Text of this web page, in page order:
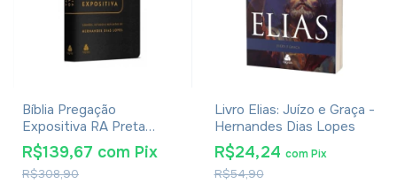
Bíblia Pregação
Expositiva RA Preta
Hernandes Dias Lopes
R$308,90
R$139,67 com Pix
Livro Elias: Juízo e Graça -
Hernandes Dias Lopes
R$54,90
R$24,24 com Pix